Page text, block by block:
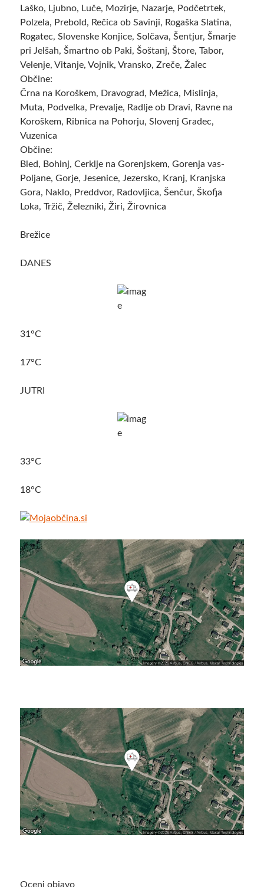
Laško, Ljubno, Luče, Mozirje, Nazarje, Podčetrtek,
Polzela, Prebold, Rečica ob Savinji, Rogaška Slatina,
Rogatec, Slovenske Konjice, Solčava, Šentjur, Šmarje
pri Jelšah, Šmartno ob Paki, Šoštanj, Štore, Tabor,
Velenje, Vitanje, Vojnik, Vransko, Zreče, Žalec
Občine:
Črna na Koroškem, Dravograd, Mežica, Mislinja,
Muta, Podvelka, Prevalje, Radlje ob Dravi, Ravne na
Koroškem, Ribnica na Pohorju, Slovenj Gradec,
Vuzenica
Občine:
Bled, Bohinj, Cerklje na Gorenjskem, Gorenja vas-
Poljane, Gorje, Jesenice, Jezersko, Kranj, Kranjska
Gora, Naklo, Preddvor, Radovljica, Šenčur, Škofja
Loka, Tržič, Železniki, Žiri, Žirovnica
Brežice
DANES
31°C
17°C
JUTRI
33°C
18°C
Oceni objavo